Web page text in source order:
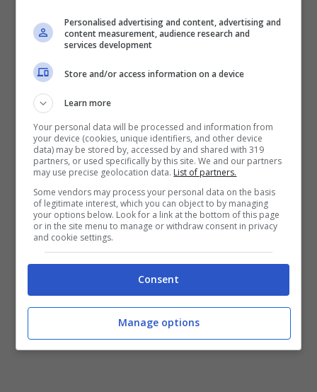
Personalised advertising and content, advertising and
content measurement, audience research and
services development
Store and/or access information on a device
Learn more
Your personal data will be processed and information from
your device (cookies, unique identifiers, and other device
data) may be stored by, accessed by and shared with 319
partners, or used specifically by this site. We and our partners
may use precise geolocation data. List of partners.
Some vendors may process your personal data on the basis
of legitimate interest, which you can object to by managing
your options below. Look for a link at the bottom of this page
or in the site menu to manage or withdraw consent in privacy
and cookie settings.
Consent
Manage options